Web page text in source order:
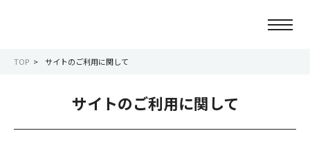
会社情報
TOP サイトのご利用に関して
サイトのご利用に関して